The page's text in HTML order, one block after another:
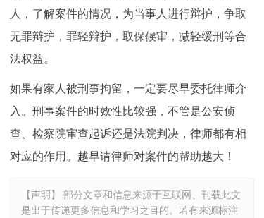
人，了解案件的情况，为当事人进行辩护，争取
无罪辩护，罪轻辩护，取保候审，减轻缓刑等合
法权益。
如果有家人被刑事拘留，一定要尽早委托律师介
入。刑事案件的时效性比较强，不管是公安侦
查、检察院审查起诉还是法院判决，律师都有相
对应的作用。越早请律师对案件的帮助越大！
【声明】 部分文章和信息来源于互联网、刊载此文
是出于传递更多信息和学习之目的。若有来源标注